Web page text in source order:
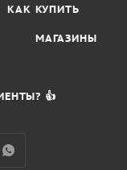
КАК КУПИТЬ
МАГАЗИНЫ
👍